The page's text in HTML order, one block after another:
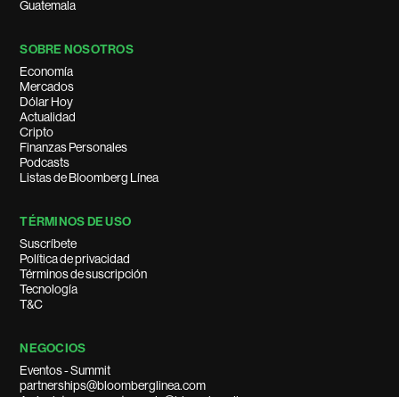
Guatemala
SOBRE NOSOTROS
Economía
Mercados
Dólar Hoy
Actualidad
Cripto
Finanzas Personales
Podcasts
Listas de Bloomberg Línea
TÉRMINOS DE USO
Suscríbete
Política de privacidad
Términos de suscripción
Tecnología
T&C
NEGOCIOS
Eventos - Summit
partnerships@bloomberglinea.com